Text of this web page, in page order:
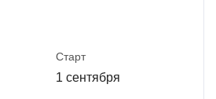
Старт
1 сентября